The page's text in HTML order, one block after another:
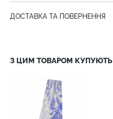
ДОСТАВКА ТА ПОВЕРНЕННЯ
З ЦИМ ТОВАРОМ КУПУЮТЬ